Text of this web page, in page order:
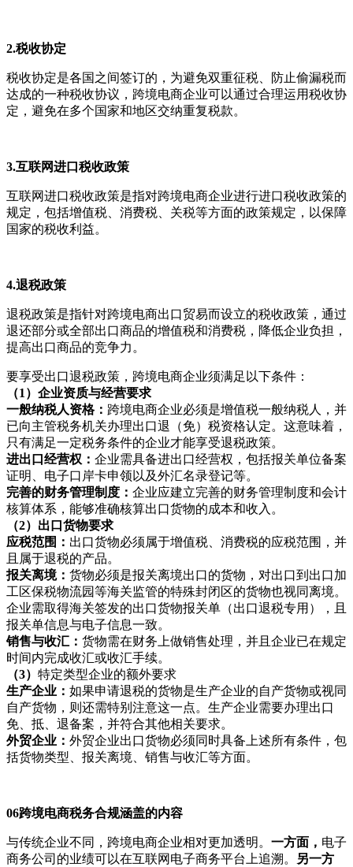
2.税收协定
税收协定是各国之间签订的，为避免双重征税、防止偷漏税而
达成的一种税收协议，跨境电商企业可以通过合理运用税收协
定，避免在多个国家和地区交纳重复税款。
3.互联网进口税收政策
互联网进口税收政策是指对跨境电商企业进行进口税收政策的
规定，包括增值税、消费税、关税等方面的政策规定，以保障
国家的税收利益。
4.退税政策
退税政策是指针对跨境电商出口贸易而设立的税收政策，通过
退还部分或全部出口商品的增值税和消费税，降低企业负担，
提高出口商品的竞争力。
要享受出口退税政策，跨境电商企业须满足以下条件：
（1）企业资质与经营要求
一般纳税人资格： 跨境电商企业必须是增值税一般纳税人，并
已向主管税务机关办理出口退（免）税资格认定。这意味着，
只有满足一定税务条件的企业才能享受退税政策。
进出口经营权： 企业需具备进出口经营权，包括报关单位备案
证明、电子口岸卡申领以及外汇名录登记等。
完善的财务管理制度： 企业应建立完善的财务管理制度和会计
核算体系 ，能够准确核算出口货物的成本和收入。
（2）出口货物要求
应税范围： 出口货物必须属于增值税、消费税的应税范围，并
且属于退税的产品。
报关离境： 货物必须是报关离境出口的货物，对出口到出口加
工区保税物流园等海关监管的特殊封闭区的货物也视同离境。
企业需取得海关签发的出口货物报关单（出口退税专用），且
报关单信息与电子信息一致。
销售与收汇： 货物需在财务上做销售处理，并且企业已在规定
时间内完成收汇或收汇手续。
（3） 特定类型企业的额外要求
生产企业： 如果申请退税的货物是生产企业的自产货物或视同
自产货物，则还需特别注意这一点。生产企业需要办理出口
免、抵、退备案，并符合其他相关要求。
外贸企业： 外贸企业出口货物必须同时具备上述所有条件，包
括货物类型、报关离境、销售与收汇等方面。
06跨境电商税务合规涵盖的内容
与传统企业不同，跨境电商企业相对更加透明。 一方面， 电子
商务公司的业绩可以在互联网电子商务平台上追溯。
另一方